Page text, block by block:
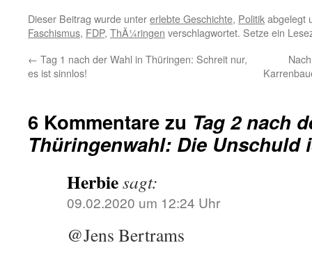
Dieser Beitrag wurde untererlebte Geschichte, Politikabgelegt
Faschismus, FDP, ThÃ¼ringen verschlagwortet. Setze ein
← Tag 1 nach der Wahl in Thüringen: Schreit nur,
es ist sinnlos!
6 Kommentare zu Tag 2 nach
Thüringenwahl: Die Unschuld
Herbiesagt:
09.02.2020 um 12:24 Uhr
@Jens Bertrams